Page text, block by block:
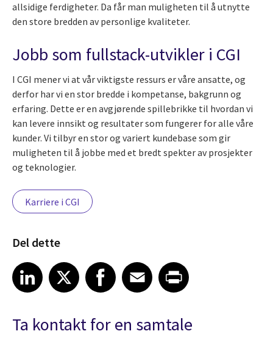
allsidige ferdigheter. Da får man muligheten til å utnytte
den store bredden av personlige kvaliteter.
Jobb som fullstack-utvikler i CGI
I CGI mener vi at vår viktigste ressurs er våre ansatte, og
derfor har vi en stor bredde i kompetanse, bakgrunn og
erfaring. Dette er en avgjørende spillebrikke til hvordan vi
kan levere innsikt og resultater som fungerer for alle våre
kunder. Vi tilbyr en stor og variert kundebase som gir
muligheten til å jobbe med et bredt spekter av prosjekter
og teknologier.
Karriere i CGI
Del dette
Share article on LinkedIn
LinkedIn
Share article on XShare article on Facebook
Facebook
Share article on Email
EmailShare article on Print
Ta kontakt for en samtale